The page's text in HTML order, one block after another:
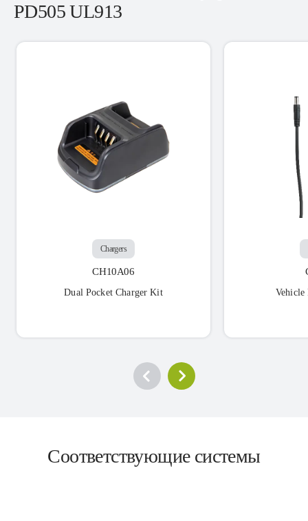
PD505 UL913
Chargers
CH10A06
Dual Pocket Charger Kit Vehicle
Соответствующие системы